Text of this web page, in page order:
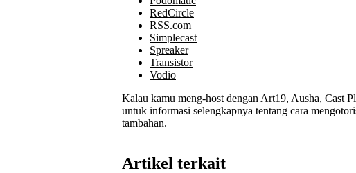
RedCircle
RSS.com
Simplecast
Spreaker
Transistor
Vodio
Kalau kamu meng-host dengan Art19, Ausha, Cast
untuk informasi selengkapnya tentang cara
tambahan.
Artikel terkait